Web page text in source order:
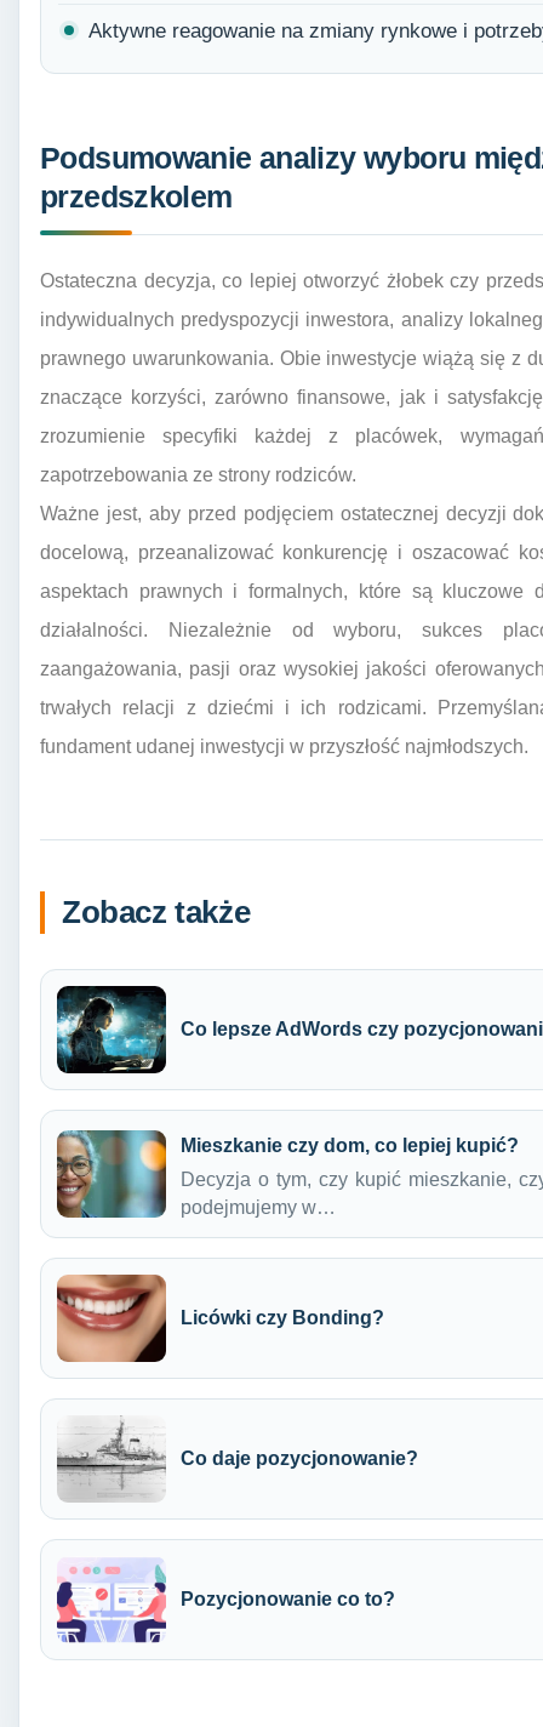
Aktywne reagowanie na zmiany rynkowe i
Podsumowanie analizy wyboru
przedszkolem
Ostateczna decyzja, co lepiej otworzyć żłobek czy
indywidualnych predyspozycji inwestora, analizy
prawnego uwarunkowania. Obie inwestycje wiążą się z
znaczące korzyści, zarówno finansowe, jak i
zrozumienie specyfiki każdej z placówek,
zapotrzebowania ze strony rodziców.
Ważne jest, aby przed podjęciem ostatecznej decyzji
docelową, przeanalizować konkurencję i oszacować
aspektach prawnych i formalnych, które są kluczowe
działalności. Niezależnie od wyboru, sukces
zaangażowania, pasji oraz wysokiej jakości
trwałych relacji z dziećmi i ich rodzicami.
fundament udanej inwestycji w przyszłość najmłodszych.
Zobacz także
Co lepsze AdWords czy
Mieszkanie czy dom, co lepiej kupić?
Decyzja o tym, czy kupić mieszkanie,
podejmujemy w…
Licówki czy Bonding?
Co daje pozycjonowanie?
Pozycjonowanie co to?